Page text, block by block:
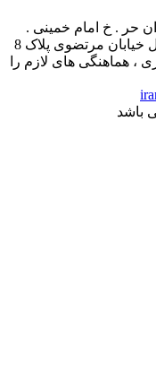
حر . خ امام خمینی .
خیابان کمالی . خیابان اسکندری جنوبی اول خیابان مرتضوی پلاک 8
هماهنگی های لازم را
باشد